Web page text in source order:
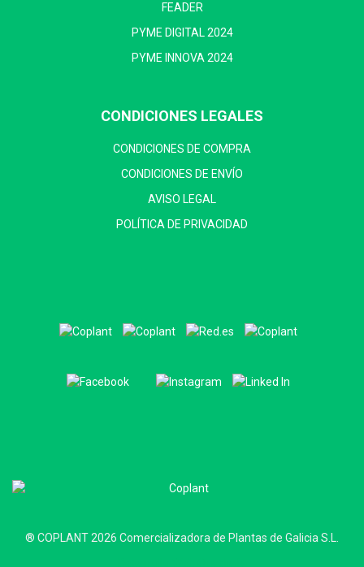
FEADER
PYME DIGITAL 2024
PYME INNOVA 2024
CONDICIONES LEGALES
CONDICIONES DE COMPRA
CONDICIONES DE ENVÍO
AVISO LEGAL
POLÍTICA DE PRIVACIDAD
® COPLANT 2026 Comercializadora de Plantas de Galicia S.L.